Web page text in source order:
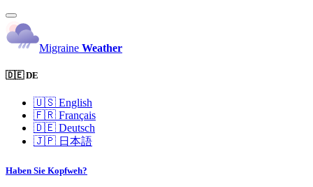
Migraine Weather
🇩🇪 DE
🇺🇸 English
🇫🇷 Français
🇩🇪 Deutsch
🇯🇵 日本語
Haben Sie Kopfweh?